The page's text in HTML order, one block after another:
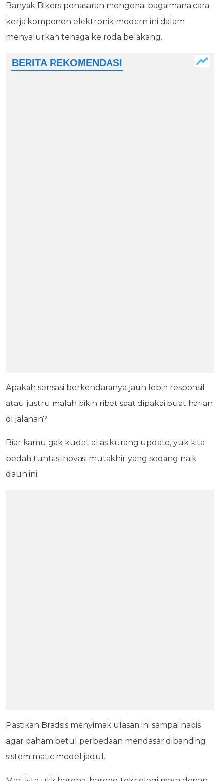
Banyak Bikers penasaran mengenai bagaimana cara
kerja komponen elektronik modern ini dalam
menyalurkan tenaga ke roda belakang.
Apakah sensasi berkendaranya jauh lebih responsif
atau justru malah bikin ribet saat dipakai buat harian
di jalanan?
Biar kamu gak kudet alias kurang update, yuk kita
bedah tuntas inovasi mutakhir yang sedang naik
daun ini.
Pastikan Bradsis menyimak ulasan ini sampai habis
agar paham betul perbedaan mendasar dibanding
sistem matic model jadul.